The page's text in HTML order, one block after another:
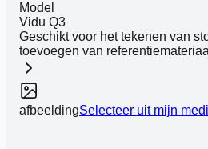
Model
Vidu Q3
Geschikt voor het tekenen van
toevoegen van
afbeeldingSelecteer uit mijn